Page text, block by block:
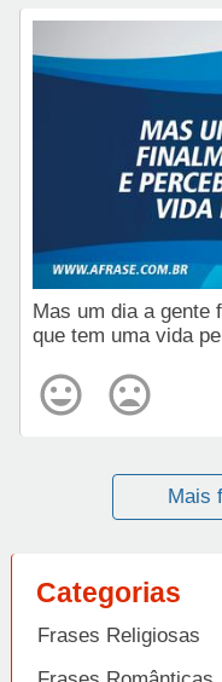
Mas um dia a gente
que tem uma vida
Mais
Categorias
Frases Religiosas